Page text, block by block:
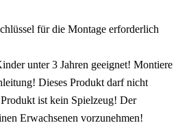
für die Montage erforderlich
unter 3 Jahren geeignet! Montiere
Dieses Produkt darf nicht
ist kein Spielzeug! Der
Erwachsenen vorzunehmen!